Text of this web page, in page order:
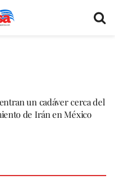
un cadáver cerca del
de Irán en México